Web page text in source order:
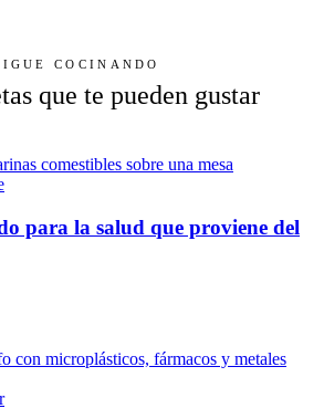
COCINANDO
que te pueden gustar
para la salud que proviene del